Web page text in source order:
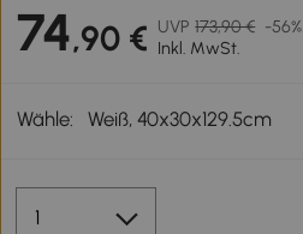
74,90 € UVP 173,90 € -56%
Inkl. MwSt.
Wähle: Weiß, 40x30x129.5cm